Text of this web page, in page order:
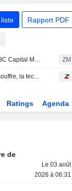
Rapport PDF
NATERA, INC. : RBC Capital Markets maintient sa recommandation à l'achat ZM
Bourse : Eutelsat souffre, la tech américaine s'offre un baroud d'honneur nocturne
Ratings Agenda
de
Le 03 août
2026 à 06:31